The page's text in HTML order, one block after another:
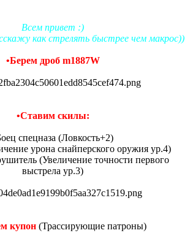
Всем привет :)
как стрелять быстрее чем макрос))
•Берем дроб m1887W
•Ставим скилы:
спецназа (Ловкость+2)
урона снайперского оружия ур.4)
(Увеличение точности первого
выстрела ур.3)
купон(Трассирующие патроны)